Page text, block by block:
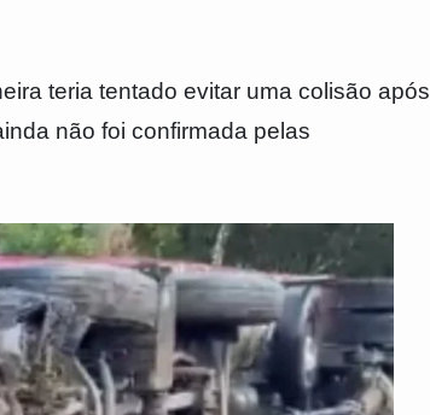
teria tentado evitar uma colisão após
não foi confirmada pelas